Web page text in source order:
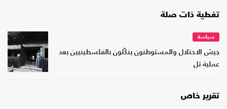
تغطية ذات صلة
سياسة
جيش الاحتلال والمستوطنون ينكّلون بالفلسطينيين بعد
عملية تل
تقرير خاص